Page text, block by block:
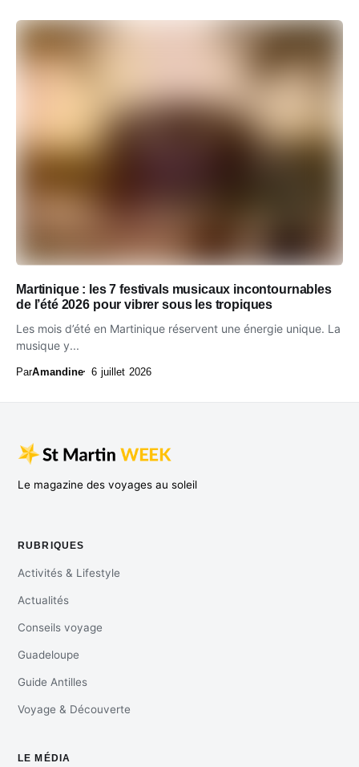
Martinique : les 7 festivals musicaux incontournables
de l’été 2026 pour vibrer sous les tropiques
Les mois d’été en Martinique réservent une énergie unique. La
musique y...
ParAmandine 6 juillet 2026
Le magazine des voyages au soleil
RUBRIQUES
Activités & Lifestyle
Actualités
Conseils voyage
Guadeloupe
Guide Antilles
Voyage & Découverte
LE MÉDIA